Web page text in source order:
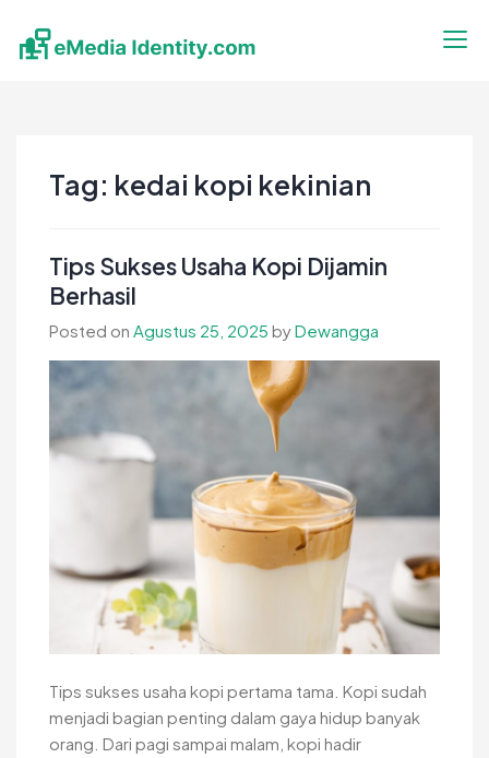
content
Tag: kedai kopi kekinian
Tips Sukses Usaha Kopi Dijamin
Berhasil
Posted on Agustus 25, 2025 byDewangga
Tips sukses usaha kopi pertama tama. Kopi sudah
menjadi bagian penting dalam gaya hidup banyak
orang. Dari pagi sampai malam, kopi hadir